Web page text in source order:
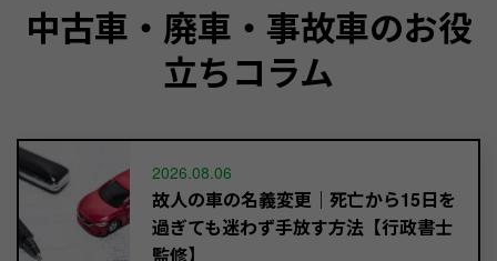
中古車・廃車・事故車のお役
立ちコラム
2026.08.06
故人の車の名義変更｜死亡から15日を
過ぎても迷わず手放す方法【行政書士
監修】